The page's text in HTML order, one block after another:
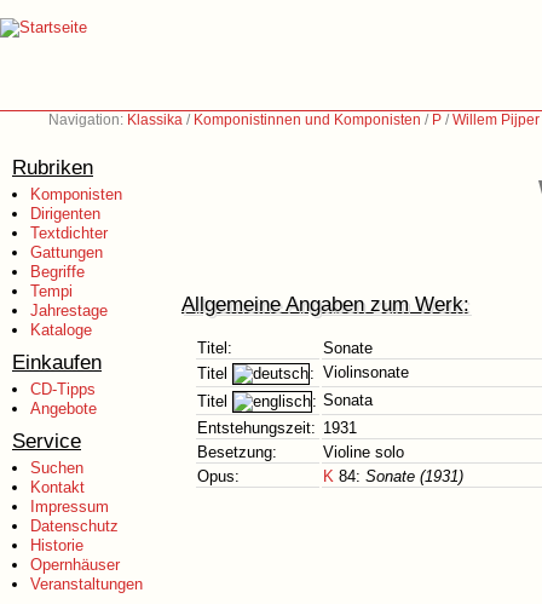
Navigation: Klassika / Komponistinnen und Komponisten / P /Willem
Rubriken
Komponisten
Dirigenten
Textdichter
Gattungen
Begriffe
Tempi
Jahrestage
Kataloge
Einkaufen
CD-Tipps
Angebote
Service
Suchen
Kontakt
Impressum
Datenschutz
Historie
Opernhäuser
Veranstaltungen
Allgemeine Angaben zum Werk:
Titel:
Sonate
Titel
: Violinsonate
Titel
: Sonata
Entstehungszeit: 1931
Besetzung:
Violine solo
Opus:
K 84: Sonate (1931)